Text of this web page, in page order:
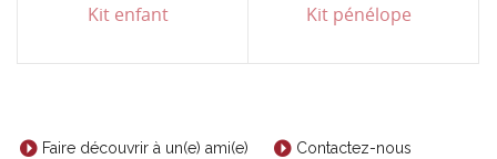
Kit enfant Kit pénélope
Faire découvrir à un(e) ami(e) Contactez-nous